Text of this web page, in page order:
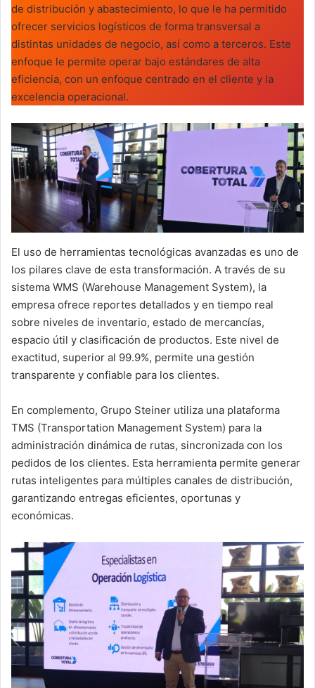
de distribución y abastecimiento, lo que le ha permitido
ofrecer servicios logísticos de forma transversal a
distintas unidades de negocio, así como a terceros. Este
enfoque le permite operar bajo estándares de alta
eficiencia, con un enfoque centrado en el cliente y la
excelencia operacional.
El uso de herramientas tecnológicas avanzadas es uno de
los pilares clave de esta transformación. A través de su
sistema WMS (Warehouse Management System), la
empresa ofrece reportes detallados y en tiempo real
sobre niveles de inventario, estado de mercancías,
espacio útil y clasificación de productos. Este nivel de
exactitud, superior al 99.9%, permite una gestión
transparente y confiable para los clientes.
En complemento, Grupo Steiner utiliza una plataforma
TMS (Transportation Management System) para la
administración dinámica de rutas, sincronizada con los
pedidos de los clientes. Esta herramienta permite generar
rutas inteligentes para múltiples canales de distribución,
garantizando entregas eficientes, oportunas y
económicas.